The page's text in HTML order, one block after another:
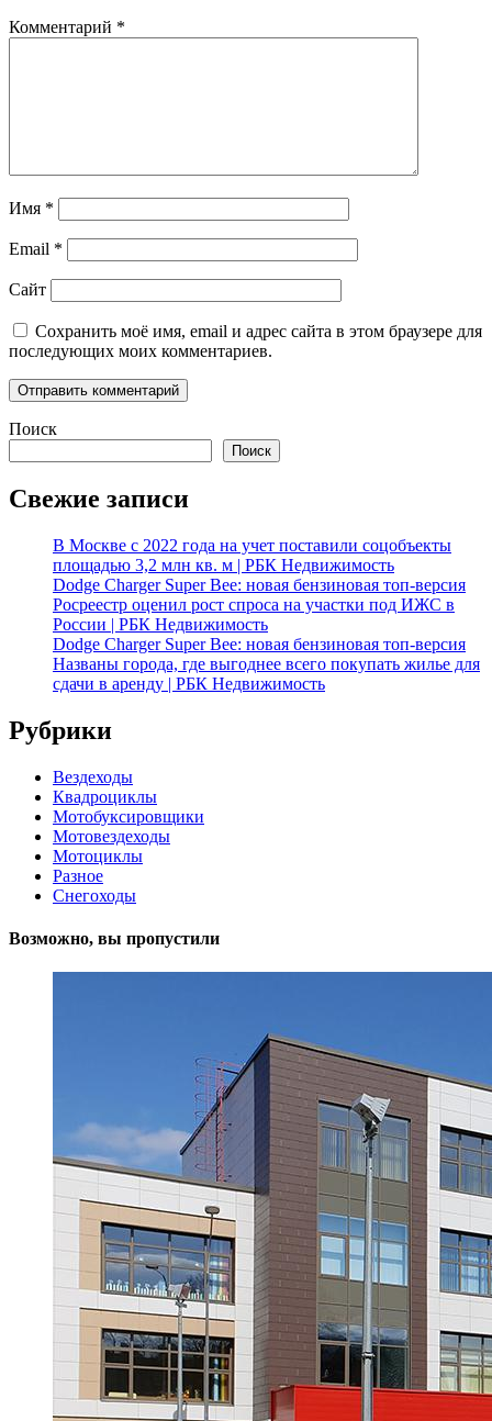
Комментарий *
Имя *
Email *
Сайт
Сохранить моё имя, email и адрес сайта в этом браузере для
последующих моих комментариев.
Поиск
Поиск
Свежие записи
В Москве с 2022 года на учет поставили соцобъекты
площадью 3,2 млн кв. м | РБК Недвижимость
Dodge Charger Super Bee: новая бензиновая топ-версия
Росреестр оценил рост спроса на участки под ИЖС в
России | РБК Недвижимость
Dodge Charger Super Bee: новая бензиновая топ-версия
Названы города, где выгоднее всего покупать жилье для
сдачи в аренду | РБК Недвижимость
Рубрики
Вездеходы
Квадроциклы
Мотобуксировщики
Мотовездеходы
Мотоциклы
Разное
Снегоходы
Возможно, вы пропустили